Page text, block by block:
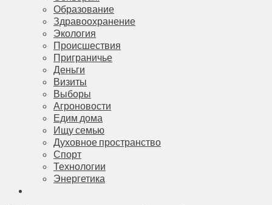
Образование
Здравоохранение
Экология
Происшествия
Приграничье
Деньги
Визиты
Выборы
Агроновости
Едим дома
Ищу семью
Духовное пространство
Спорт
Технологии
Энергетика